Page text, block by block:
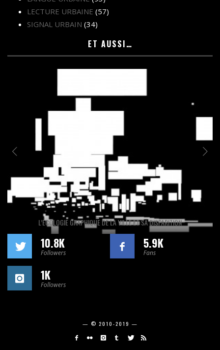
LECTURE URBAINE (57)
SIGNAL URBAIN (34)
ET AUSSI…
L’ÉCOLOGIE GRAPHIQUE DE LA VILLE ET SA DISPARITION
10.8K
Followers
5.9K
Fans
1K
Followers
— © 2010-2019 —